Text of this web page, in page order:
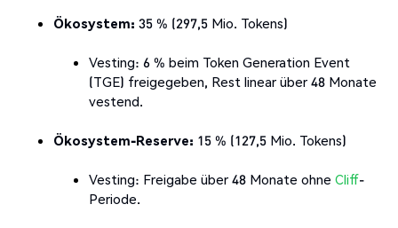
Ökosystem: 35 % (297,5 Mio. Tokens)
Vesting: 6 % beim Token Generation Event
(TGE) freigegeben, Rest linear über 48 Monate
vestend.
Ökosystem-Reserve: 15 % (127,5 Mio. Tokens)
Vesting: Freigabe über 48 Monate ohne Cliff-
Periode.